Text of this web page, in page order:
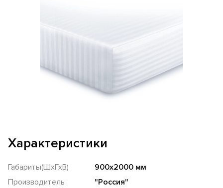
Характеристики
Габариты(ШхГхВ)
900х2000 мм
Производитель
"Россия"